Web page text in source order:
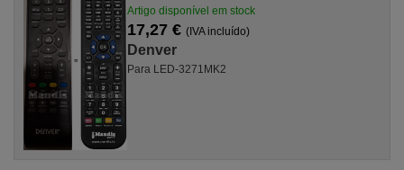
Artigo disponível em stock
17,27 € (IVA incluído)
Denver
Para LED-3271MK2